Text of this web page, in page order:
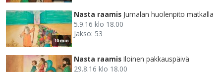
10 min
Nasta raamis Jumalan huolenpito matkalla
5.9.16 klo 18.00
Jakso: 53
Nasta raamis Iloinen pakkauspäivä
29.8.16 klo 18.00